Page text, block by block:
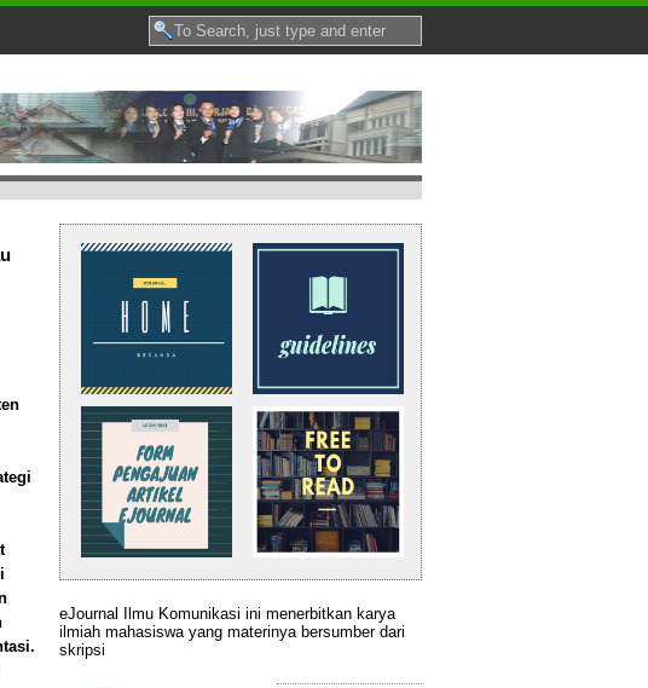
eJournal Ilmu Komunikasi ini menerbitkan karya
ilmiah mahasiswa yang materinya bersumber dari
skripsi